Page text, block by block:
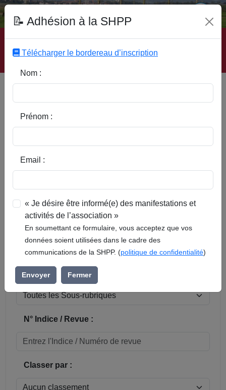
Accueil | Site SHPP | Auteurs | Editeurs | Rubriques |
Sous-Rubriques | Mots-Clefs | Contact
Réinitialiser
Sous-rubrique / Commune :
N° Indice / Revue :
Classer par :
📝 Adhésion à la SHPP
Télécharger le bordereau d’inscription
Nom :
Prénom :
Email :
« Je désire être informé(e) des manifestations et
activités de l’association »
En soumettant ce formulaire, vous acceptez que vos
données soient utilisées dans le cadre des
communications de la SHPP. (politique de confidentialité)
Envoyer Fermer